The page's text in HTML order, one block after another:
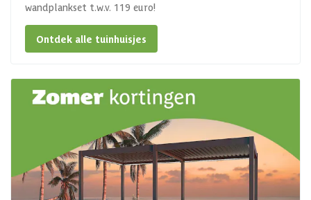
wandplankset t.w.v. 119 euro!
Ontdek alle tuinhuisjes